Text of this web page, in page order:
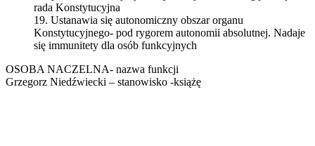
rada Konstytucyjna
19. Ustanawia się autonomiczny obszar organu
Konstytucyjnego- pod rygorem autonomii absolutnej. Nadaje
się immunitety dla osób funkcyjnych
OSOBA NACZELNA- nazwa funkcji
Grzegorz Niedźwiecki – stanowisko -książę